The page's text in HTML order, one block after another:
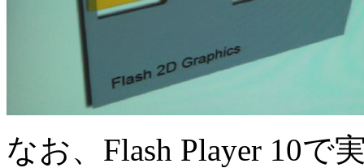
なお、Flash Player 10で